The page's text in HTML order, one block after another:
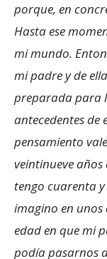
porque, en
Hasta ese
mi mundo.
mi padre y de
preparada para
antecedentes de
pensamiento
veintinueve
tengo cuarenta
imagino en unos
edad en que mi
podía pasarnos